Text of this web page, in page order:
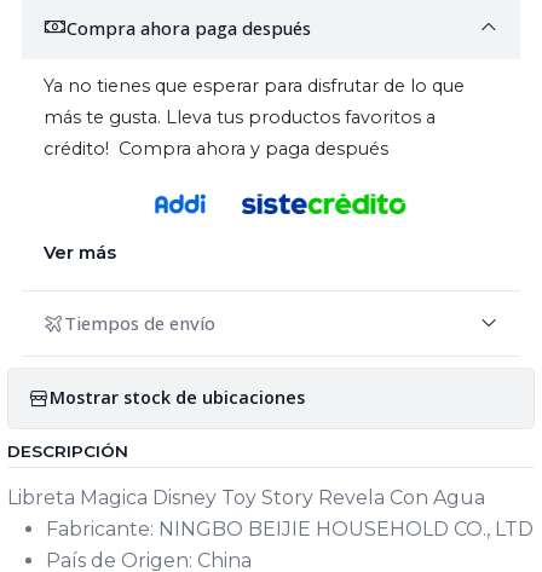
Compra ahora paga después
Ya no tienes que esperar para disfrutar de lo que
más te gusta. Lleva tus productos favoritos a
crédito! Compra ahora y paga después
Ver más
Tiempos de envío
Mostrar stock de ubicaciones
DESCRIPCIÓN
Libreta Magica Disney Toy Story Revela Con Agua
Fabricante: NINGBO BEIJIE HOUSEHOLD CO., LTD
País de Origen: China